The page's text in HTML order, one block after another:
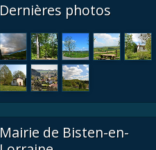
Dernières photos
Mairie de Bisten-en-